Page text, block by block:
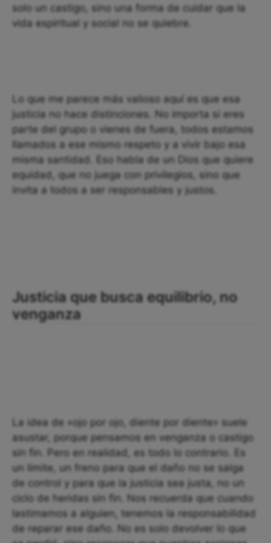
solo un castigo, sino una forma de cuidar que la
vida espiritual y social no se quiebre.
Lo que me parece más valioso aquí es que esa
justicia no hace distinciones. No importa si eres
parte del grupo o vienes de fuera, todos estamos
llamados a ese mismo respeto y a vivir bajo esa
misma santidad. Eso habla de un Dios que quiere
equidad, que no juega con privilegios, sino que
invita a todos a ser responsables y justos.
Justicia que busca equilibrio, no
venganza
La idea de «ojo por ojo, diente por diente» suele
asustar, porque pensamos en venganza o castigo
sin fin. Pero en realidad, es todo lo contrario. Es
un límite, un freno para que el daño no se salga
de control y para que la justicia sea justa, no un
ciclo de heridas sin fin. Nos recuerda que cuando
lastimamos a alguien, tenemos la responsabilidad
de reparar ese daño. No es solo devolver lo que